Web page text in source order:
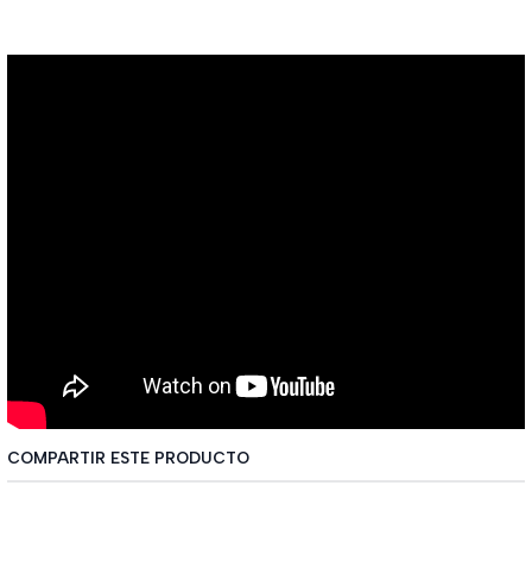
COMPARTIR ESTE PRODUCTO